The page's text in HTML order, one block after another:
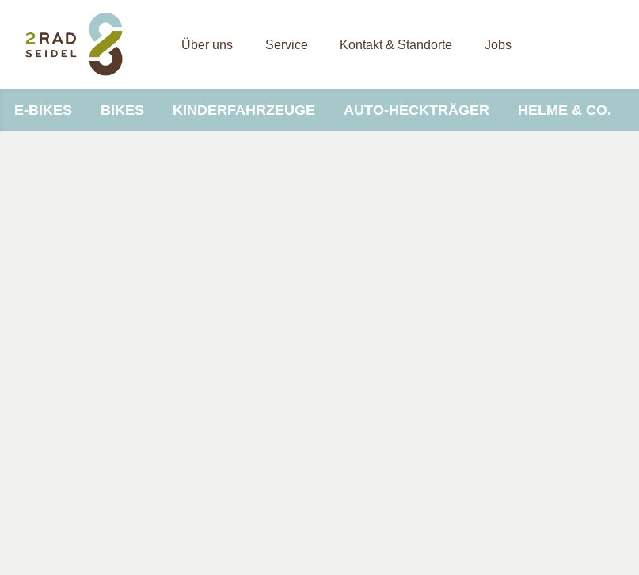
Über uns Service Kontakt & Standorte Jobs
E-BIKES BIKES KINDERFAHRZEUGE AUTO-HECKTRÄGER HELME & CO.